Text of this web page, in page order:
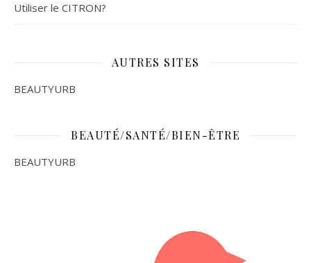
Utiliser le CITRON?
AUTRES SITES
BEAUTYURB
BEAUTÉ/SANTÉ/BIEN-ÊTRE
BEAUTYURB